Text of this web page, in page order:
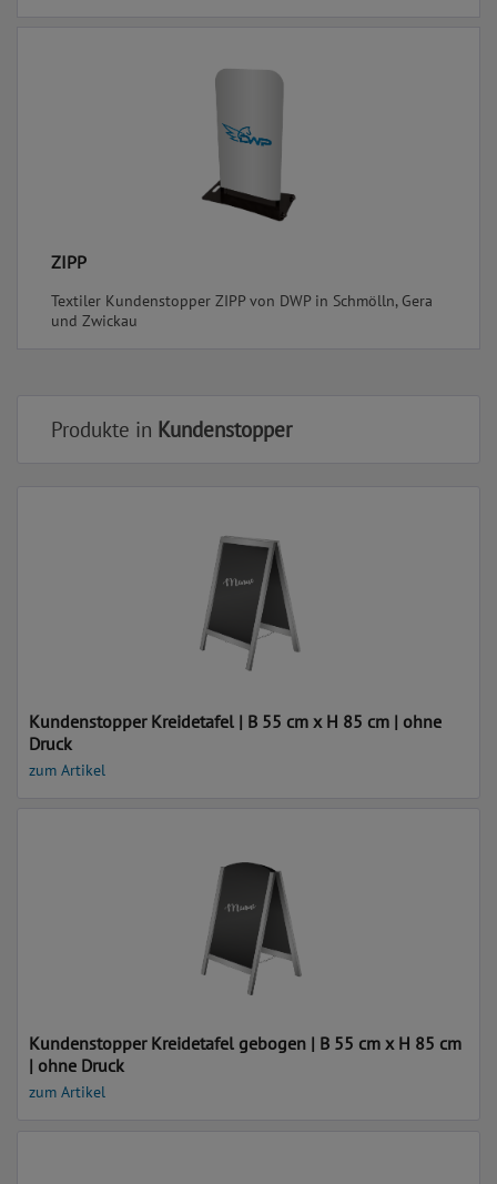
ZIPP
Textiler Kundenstopper ZIPP von DWP in Schmölln, Gera
und Zwickau
Produkte in Kundenstopper
Kundenstopper Kreidetafel | B 55 cm x H 85 cm | ohne
Druck
zum Artikel
Kundenstopper Kreidetafel gebogen | B 55 cm x H 85 cm
| ohne Druck
zum Artikel